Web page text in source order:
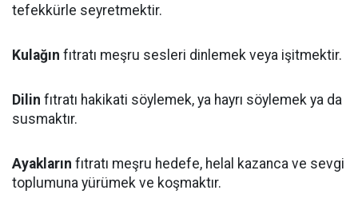
tefekkürle seyretmektir.
Kulağın fıtratı meşru sesleri dinlemek veya işitmektir.
Dilin fıtratı hakikati söylemek, ya hayrı söylemek ya da
susmaktır.
Ayakların fıtratı meşru hedefe, helal kazanca ve sevgi
toplumuna yürümek ve koşmaktır.